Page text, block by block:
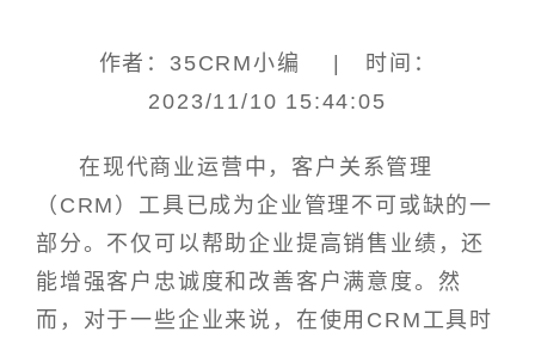
作者：35CRM小编 | 时间：
2023/11/10 15:44:05
在现代商业运营中，客户关系管理
（CRM）工具已成为企业管理不可或缺的一
部分。不仅可以帮助企业提高销售业绩，还
能增强客户忠诚度和改善客户满意度。然
而，对于一些企业来说，在使用CRM工具时